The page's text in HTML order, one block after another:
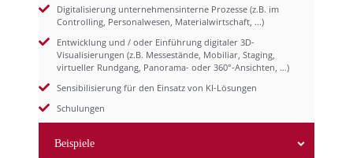
Digitalisierungsstrategie
Digitalisierung unternehmensinterne Prozesse (z.B. im
Controlling, Personalwesen, Materialwirtschaft, ...)
Entwicklung und / oder Einführung digitaler 3D-
Visualisierungen (z.B. Messestände, Mobiliar, Staging,
virtueller Rundgang, Panorama- oder 360°-Ansichten, …)
Sensibilisierung für den Einsatz von KI-Lösungen
Schulungen
Beispiele